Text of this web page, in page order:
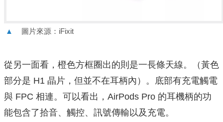
▲ 圖片來源：iFixit
從另一面看，橙色方框圈出的則是一長條天線。（黃色
部分是 H1 晶片，但並不在耳柄內）。底部有充電觸電
與 FPC 相連。可以看出，AirPods Pro 的耳機柄的功
能包含了拾音、觸控、訊號傳輸以及充電。